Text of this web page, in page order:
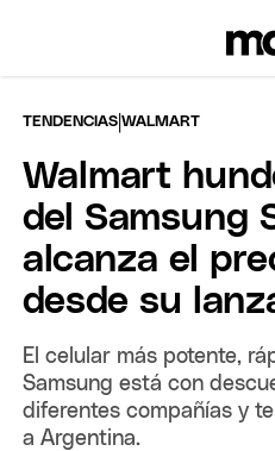
TENDENCIAS |WALMART
Walmart
del Samsung
alcanza el
desde su
El celular más potente,
Samsung está con
diferentes compañías y
a Argentina.